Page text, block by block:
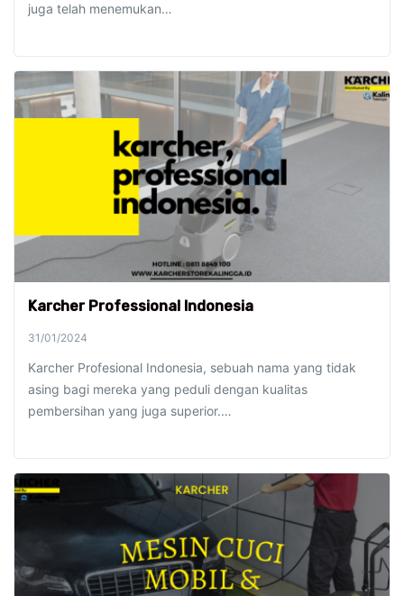
juga telah menemukan…
Karcher Professional Indonesia
31/01/2024
Karcher Profesional Indonesia, sebuah nama yang tidak
asing bagi mereka yang peduli dengan kualitas
pembersihan yang juga superior.…